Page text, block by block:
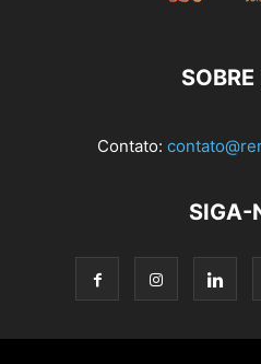
Contato:
SIGA-